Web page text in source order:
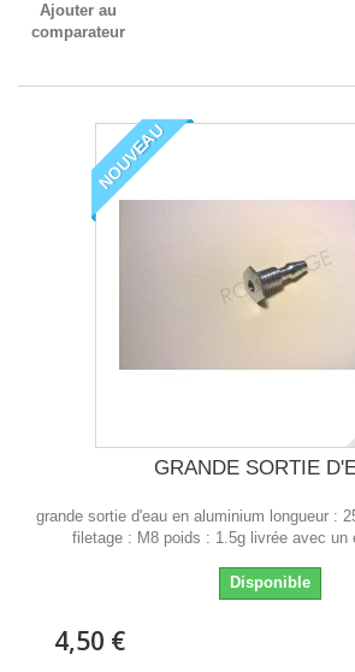
Ajouter au
comparateur
NOUVEAU
GRANDE SORTIE
grande sortie d'eau en aluminium longueur :
filetage : M8 poids : 1.5g livrée avec un
Disponible
4,50 €